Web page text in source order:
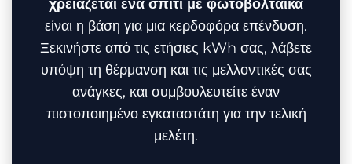
χρειαζεται ενα σπιτι με φωτοβολταικα
είναι η βάση για μια κερδοφόρα επένδυση.
Ξεκινήστε από τις ετήσιες kWh σας, λάβετε
υπόψη τη θέρμανση και τις μελλοντικές σας
ανάγκες, και συμβουλευτείτε έναν
πιστοποιημένο εγκαταστάτη για την τελική
μελέτη.